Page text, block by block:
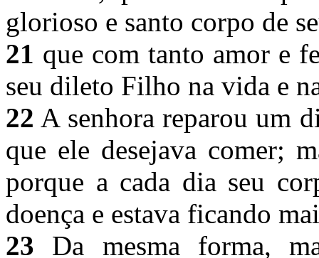
glorioso e santo corpo de
21 que com tanto amor e
seu dileto Filho na vida e
22 A senhora reparou um
que ele desejava comer;
porque a cada dia seu
doença e estava ficando
23 Da mesma forma,